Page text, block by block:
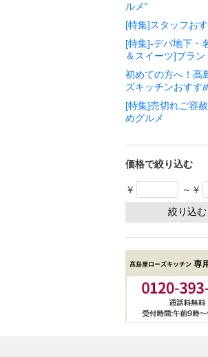
ルメ”
[特集]スタッフお
[特集]-デパ地下・
＆スイーツ]ブラン
初めての方へ！高
ズキッチンおすす
[特集]売切れご容
めグルメ
価格で絞り込む
￥ ～￥